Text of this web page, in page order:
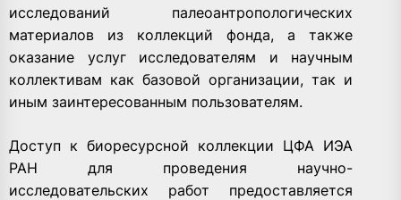
исследований палеоантропологических
материалов из коллекций фонда, а также
оказание услуг исследователям и научным
коллективам как базовой организации, так и
иным заинтересованным пользователям.
Доступ к биоресурсной коллекции ЦФА ИЭА
РАН для проведения научно-
исследовательских работ предоставляется